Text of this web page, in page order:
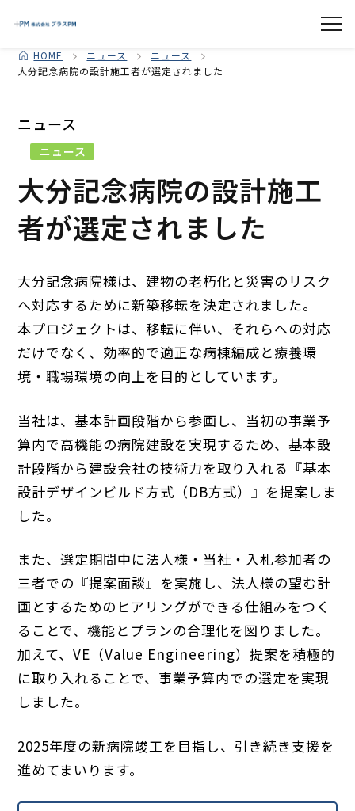
HOME ニュース
ニュース
大分記念病院の設計施工者が選定されました
ニュース
ニュース
大分記念病院の設計施工
者が選定されました
大分記念病院様は、建物の老朽化と災害のリスク
へ対応するために新築移転を決定されました。
本プロジェクトは、移転に伴い、それらへの対応
だけでなく、効率的で適正な病棟編成と療養環
境・職場環境の向上を目的としています。
当社は、基本計画段階から参画し、当初の事業予
算内で高機能の病院建設を実現するため、基本設
計段階から建設会社の技術力を取り入れる『基本
設計デザインビルド方式（DB方式）』を提案しま
した。
また、選定期間中に法人様・当社・入札参加者の
三者での『提案面談』を実施し、法人様の望む計
画とするためのヒアリングができる仕組みをつく
ることで、機能とプランの合理化を図りました。
加えて、VE（Value Engineering）提案を積極的
に取り入れることで、事業予算内での選定を実現
しました。
2025年度の新病院竣工を目指し、引き続き支援を
進めてまいります。